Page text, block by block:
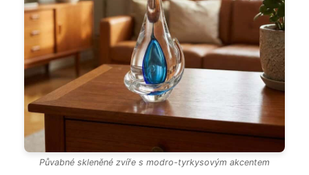
Půvabné skleněné zvíře s modro-tyrkysovým akcentem